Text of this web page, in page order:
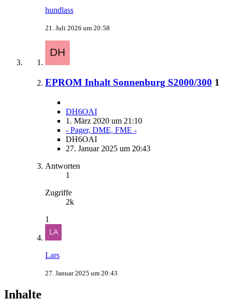
hundlass
21. Juli 2026 um 20:58
EPROM Inhalt Sonnenburg S2000/300 1
DH6OAI
1. März 2020 um 21:10
- Pager, DME, FME -
DH6OAI
27. Januar 2025 um 20:43
Antworten
1
Zugriffe
2k
1
Lars
27. Januar 2025 um 20:43
Inhalte